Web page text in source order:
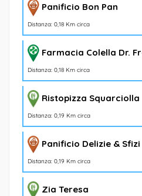
Panificio Bon Pan
Distanza: 0,18 Km circa
Farmacia Colella Dr.
Distanza: 0,18 Km circa
Ristopizza Squarciolla
Distanza: 0,19 Km circa
Panificio Delizie & Sfizi
Distanza: 0,19 Km circa
Zia Teresa